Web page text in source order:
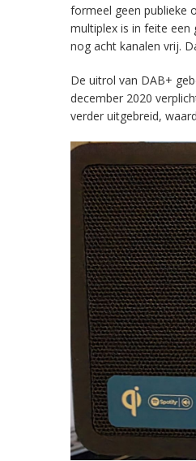
formeel geen publieke
multiplex is in feite een
nog acht kanalen vrij.
De uitrol van DAB+
december 2020
verder uitgebreid,